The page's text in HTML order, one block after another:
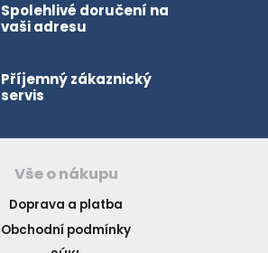
Spolehlivé doručení na
vaši adresu
Příjemný zákaznický
servis
Vše o nákupu
Doprava a platba
Obchodní podmínky